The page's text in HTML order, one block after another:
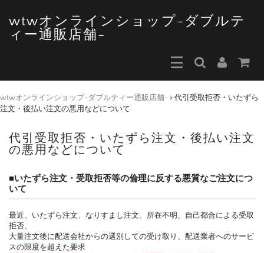
wtwオンラインショップ-ダブルテ
ィー通販店舗-
wtwオンラインショップ-ダブルティー通販店舗- > 代引受取拒否・いたずら
注文・後払い注文の悪用などについて
代引受取拒否・いたずら注文・後払い注文
の悪用などについて
■いたずら注文・受取拒否等の倫理に反する悪質なご注文につ
いて
最近、いたずら注文、なりすまし注文、所在不明、自己都合による受取
拒否、
大量注文後に配送会社からの選別しての受け取り、配送業者へのサービ
スの限度を超えた要求